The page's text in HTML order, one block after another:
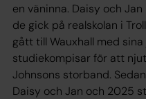
en väninna. Daisy och
de gick på realskolan i
gått till Wauxhall med
studiekompisar för att
Johnsons storband.
Daisy och Jan och 2025